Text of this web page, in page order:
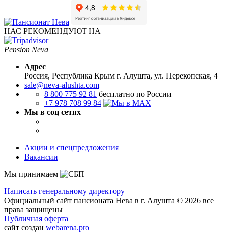
НАС РЕКОМЕНДУЮТ НА
Pension Neva
Адрес
Россия, Республика Крым г. Алушта, ул. Перекопская, 4
sale@neva-alushta.com
8 800 775 92 81 бесплатно по России
+7 978 708 99 84
Мы в соц сетях
Акции и спецпредложения
Вакансии
Мы принимаем
Написать генеральному директору
Официальный сайт пансионата Нева в г. Алушта © 2026 все
права защищены
Публичная оферта
сайт создан webarena.pro